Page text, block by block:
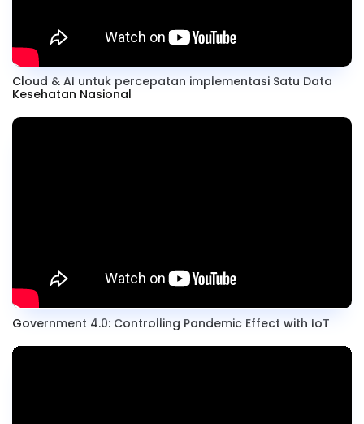
Cloud & AI untuk percepatan implementasi Satu Data
Kesehatan Nasional
Government 4.0: Controlling Pandemic Effect with IoT